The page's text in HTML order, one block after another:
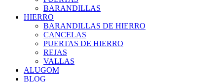
BARANDILLAS
HIERRO
BARANDILLAS DE HIERRO
CANCELAS
PUERTAS DE HIERRO
REJAS
VALLAS
ALUGOM
BLOG